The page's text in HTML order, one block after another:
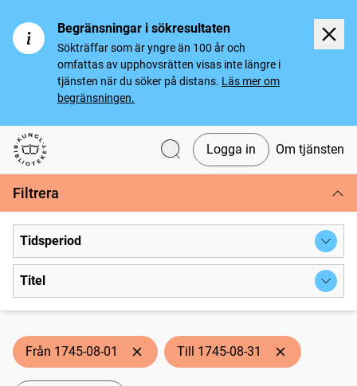
Begränsningar i sökresultaten
Sökträffar som är yngre än 100 år och
omfattas av upphovsrätten visas inte längre i
tjänsten när du söker på distans. Läs mer om
begränsningen.
Svenska tidningar
Logga in Om tjänsten
Filtrera
Tidsperiod
Titel
Från 1745-08-01 Till 1745-08-31